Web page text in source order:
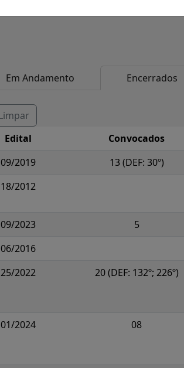
Em Andamento Encerrados
Edital Convocados
09/2019 13 (DEF: 30º)
18/2012
09/2023 5
06/2016
25/2022 20 (DEF: 132º; 226º)
01/2024 08